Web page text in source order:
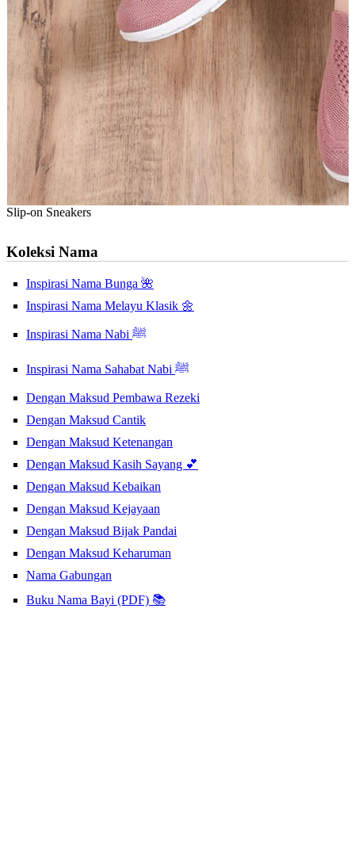
Slip-on Sneakers
Koleksi Nama
Inspirasi Nama Bunga 🌺
Inspirasi Nama Melayu Klasik 🌼
Inspirasi Nama Nabi ﷺ
Inspirasi Nama Sahabat Nabi ﷺ
Dengan Maksud Pembawa Rezeki
Dengan Maksud Cantik
Dengan Maksud Ketenangan
Dengan Maksud Kasih Sayang 💕
Dengan Maksud Kebaikan
Dengan Maksud Kejayaan
Dengan Maksud Bijak Pandai
Dengan Maksud Keharuman
Nama Gabungan
Buku Nama Bayi (PDF) 📚